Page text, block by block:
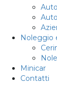
Noleggio
Minicar
Contatti